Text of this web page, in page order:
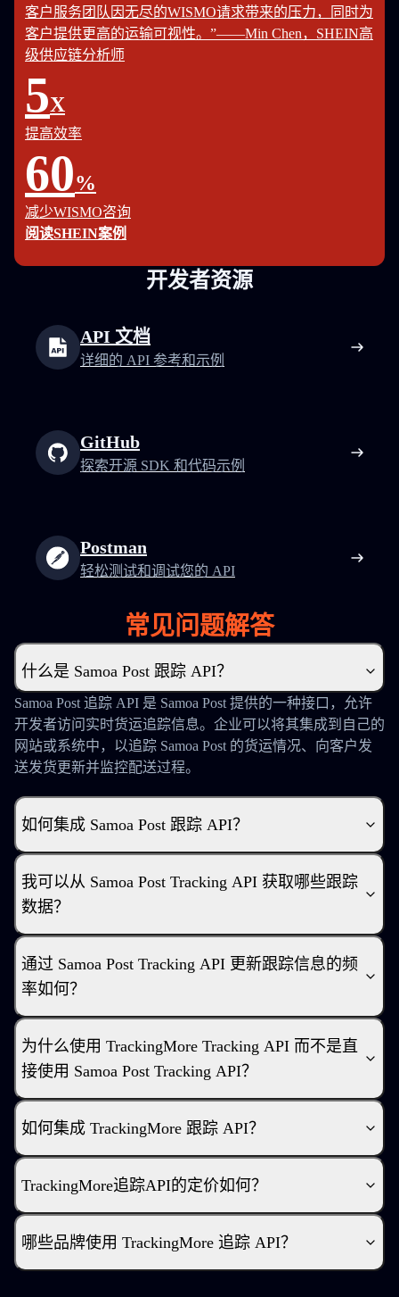
客户服务团队因无尽的WISMO请求带来的压力，同时为
客户提供更高的运输可视性。”——Min Chen，SHEIN高
级供应链分析师
5X
提高效率
60%
减少WISMO咨询
阅读SHEIN案例
开发者资源
API 文档
详细的 API 参考和示例
GitHub
探索开源 SDK 和代码示例
Postman
轻松测试和调试您的 API
常见问题解答
什么是 Samoa Post 跟踪 API？
Samoa Post 追踪 API 是 Samoa Post 提供的一种接口，允许
开发者访问实时货运追踪信息。企业可以将其集成到自己的
网站或系统中，以追踪 Samoa Post 的货运情况、向客户发
送发货更新并监控配送过程。
如何集成 Samoa Post 跟踪 API？
我可以从 Samoa Post Tracking API 获取哪些跟踪
数据？
通过 Samoa Post Tracking API 更新跟踪信息的频
率如何？
为什么使用 TrackingMore Tracking API 而不是直
接使用 Samoa Post Tracking API？
如何集成 TrackingMore 跟踪 API？
TrackingMore追踪API的定价如何？
哪些品牌使用 TrackingMore 追踪 API？